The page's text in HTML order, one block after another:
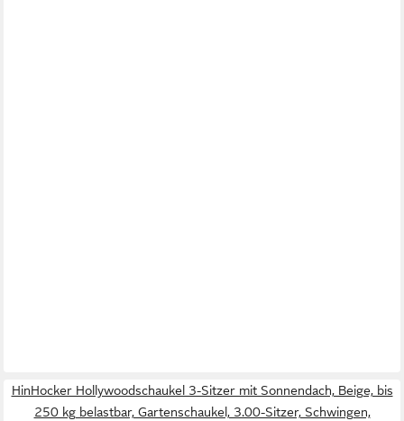
HinHocker Hollywoodschaukel 3-Sitzer mit Sonnendach, Beige, bis
250 kg belastbar, Gartenschaukel, 3.00-Sitzer, Schwingen,